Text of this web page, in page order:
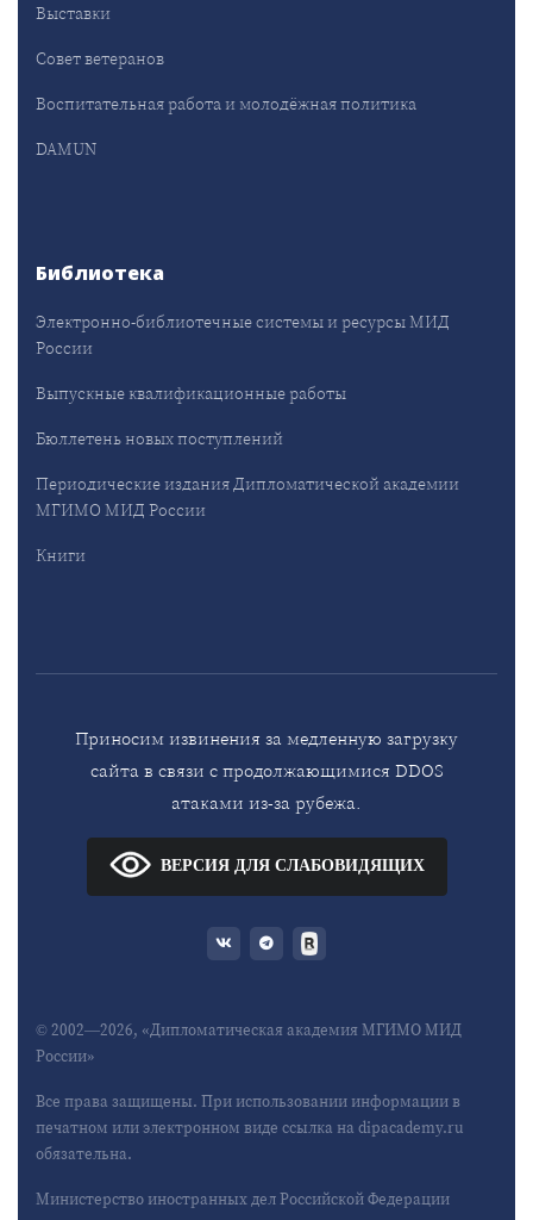
Выставки
Совет ветеранов
Воспитательная работа и молодёжная политика
DAMUN
Библиотека
Электронно-библиотечные системы и ресурсы МИД
России
Выпускные квалификационные работы
Бюллетень новых поступлений
Периодические издания Дипломатической академии
МГИМО МИД России
Книги
Приносим извинения за медленную загрузку
сайта в связи с продолжающимися DDOS
атаками из-за рубежа.
ВЕРСИЯ ДЛЯ СЛАБОВИДЯЩИХ
© 2002—2026, «Дипломатическая академия МГИМО МИД
России»
Все права защищены. При использовании информации в
печатном или электронном виде ссылка на dipacademy.ru
обязательна.
Министерство иностранных дел Российской Федерации